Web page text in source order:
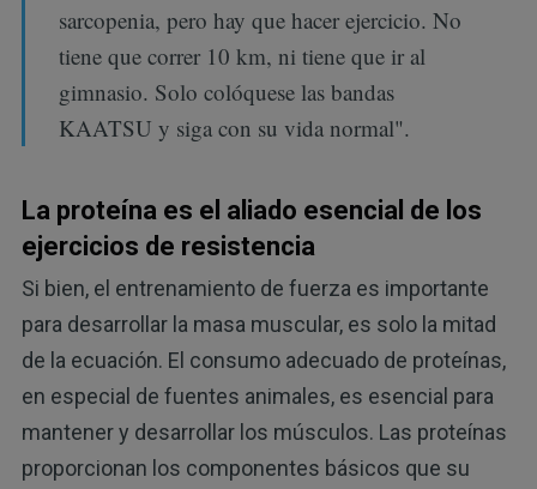
sarcopenia, pero hay que hacer ejercicio. No
tiene que correr 10 km, ni tiene que ir al
gimnasio. Solo colóquese las bandas
KAATSU y siga con su vida normal".
La proteína es el aliado esencial de los
ejercicios de resistencia
Si bien, el entrenamiento de fuerza es importante
para desarrollar la masa muscular, es solo la mitad
de la ecuación. El consumo adecuado de proteínas,
en especial de fuentes animales, es esencial para
mantener y desarrollar los músculos. Las proteínas
proporcionan los componentes básicos que su